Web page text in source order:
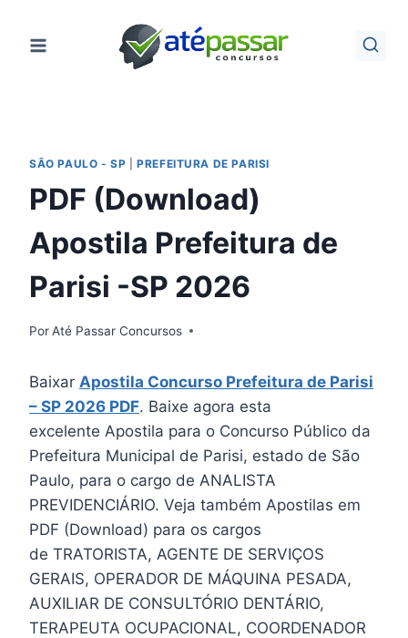
para
SÃO PAULO - SP |PREFEITURA DE PARISI
PDF (Download)
Apostila Prefeitura de
Parisi -SP 2026
PorAté Passar Concursos
Baixar Apostila Concurso Prefeitura de Parisi
– SP 2026 PDF. Baixe agora esta
excelente Apostila para o Concurso Público da
Prefeitura Municipal de Parisi, estado de São
Paulo, para o cargo de ANALISTA
PREVIDENCIÁRIO. Veja também Apostilas em
PDF (Download) para os cargos
de TRATORISTA, AGENTE DE SERVIÇOS
GERAIS, OPERADOR DE MÁQUINA PESADA,
AUXILIAR DE CONSULTÓRIO DENTÁRIO,
TERAPEUTA OCUPACIONAL, COORDENADOR